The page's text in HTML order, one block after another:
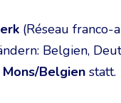
(Réseau franco-
Belgien,
Mons/Belgien statt.